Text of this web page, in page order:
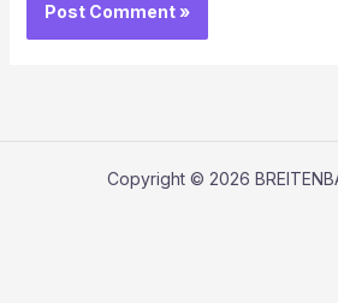
Copyright © 2026